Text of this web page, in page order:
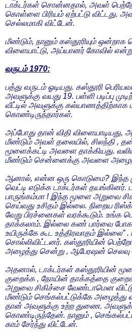
டாக்டர்கள் சொன்னதால், அவள்
கொள்ளை பிரியம் ஏற்பட்டு விட்டது.
செல்லமாகி விட்டேன்.
மீண்டும், நானும் கஸ்தூரியும் ஒன்றாக
விளையாட்டு, அய்யானர் கோவில்
வருடம் 1970:
பத்து வருடம் ஓடியது. கஸ்தூரி
அவளுக்கு வயது 19. பள்ளி படிப்பு
வீட்டில் அவளுக்கு கல்யாணத்திற்காக
கொண்டிருந்தார்கள்.
அப்போது தான் விதி
மீண்டும் அவள் தலையில், சிலந்தி ,
மூளைக்கட்டி அவளை தாக்கியது.
மீண்டும் சென்னைக்கு அவளை
ஆனால், என்ன ஒரு கொடுமை? இந்த
வெட்டி எடுக்க டாக்டர்கள்
பாருங்கம்மா ! இந்த மூளை அறுவை
செய்வது உசிதம் இல்லை. நிறைய ரிஸ்க்
வேறு பிரச்னைகள் வரக்கூடும்.
தாக்கலாம். இல்லை கண் பார்வை
உயிருக்கே கூட உத்திரவாதம் இல்லை”
சொல்லிவிட்டனர். கஸ்தூரியின்
அழைத்து சென்று , ஆபேரஷன்
அதனால், டாக்டர்கள் கஸ்தூரியின்
குறைக்க , நோயின் தாக்கத்தை
அறுவை சிகிச்சை வேண்டாமென
மீண்டும் செங்கல்பட்டுக்கே அழைத்து
தான் அவளுக்கு உற்ற துணை.
கொண்டிருந்தேன். நானும் ,
காம் சேர்ந்து விட்டேன்.